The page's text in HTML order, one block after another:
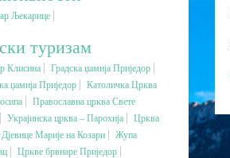
Љекарице
туризам
Клисина
Градска џамија Приједор
џамија Приједор
Католичка Црква
Православна црква Свете
Украјинска црква – Парохија
Црква
Марије на Козари
Жупа
Цркве брвнаре Приједор